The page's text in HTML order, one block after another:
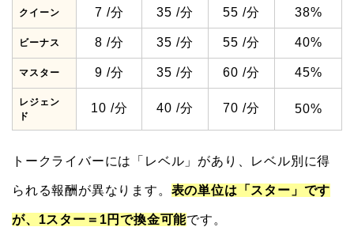
クイーン 7 /分 35 /分 55 /分 38%
ビーナス 8 /分 35 /分 55 /分 40%
マスター 9 /分 35 /分 60 /分 45%
レジェン
ド
10 /分 40 /分 70 /分 50%
トークライバーには「レベル」があり、レベル別に得
られる報酬が異なります。 表の単位は「スター」です
が、1スター＝1円で換金可能です。